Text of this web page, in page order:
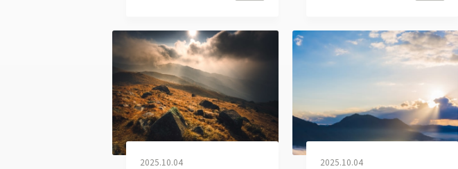
2025.10.04 2025.10.04